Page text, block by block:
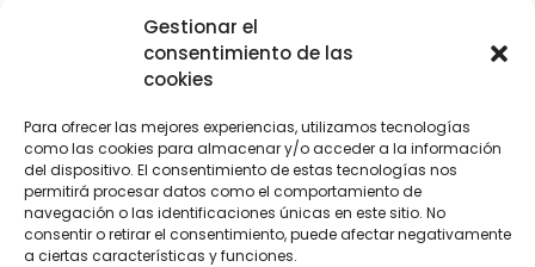
Gestionar el
consentimiento de las
cookies
Para ofrecer las mejores experiencias, utilizamos tecnologías
como las cookies para almacenar y/o acceder a la información
del dispositivo. El consentimiento de estas tecnologías nos
permitirá procesar datos como el comportamiento de
navegación o las identificaciones únicas en este sitio. No
consentir o retirar el consentimiento, puede afectar negativamente
a ciertas características y funciones.
opciones